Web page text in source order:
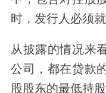
时，发行人必须
从披露的情况来
公司，都在贷款
股股东的最低持股